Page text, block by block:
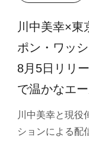
川中美幸×東
ポン・ワッ
8月5日リリ
で温かなエ
川中美幸と現役
ションによる配